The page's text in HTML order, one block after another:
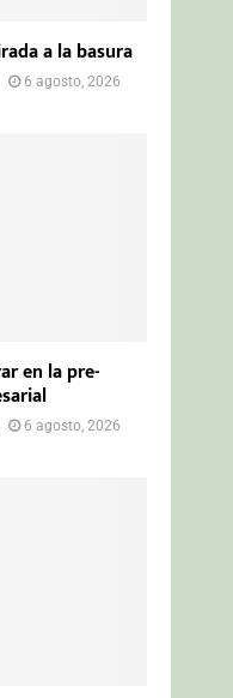
a la basura
6 agosto, 2026
en la pre-
6 agosto, 2026